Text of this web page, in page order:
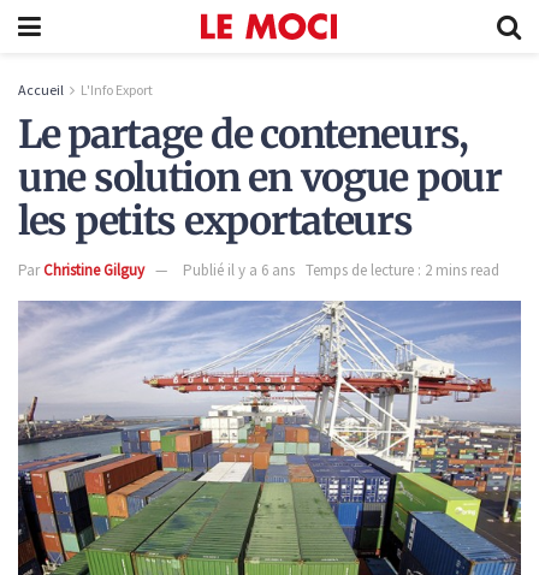
Accueil L'Info Export
Le partage de conteneurs,
une solution en vogue pour
les petits exportateurs
ParChristine Gilguy Publié il y a 6 ans Temps de lecture : 2 mins read